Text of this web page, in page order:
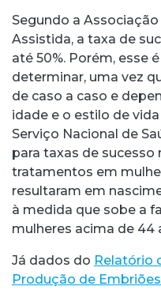
Segundo a
Assistida, a taxa de
até 50%. Porém, esse
determinar, uma vez
de caso a caso e
idade e o estilo de
Serviço Nacional de
para taxas de sucesso
tratamentos em
resultaram em
à medida que sobe a
mulheres acima de 44
Já dados do Relatório
Produção de